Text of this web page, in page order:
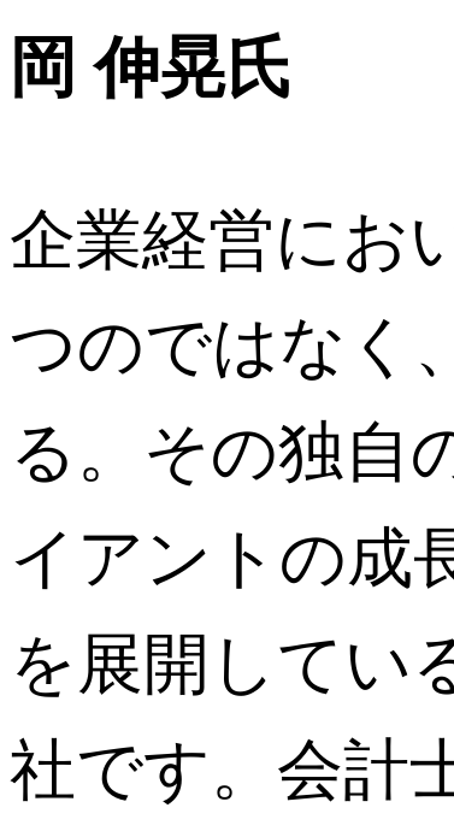
岡 伸晃氏
企業経営にお
つのではなく
る。その独自
イアントの成
を展開してい
社です。会計